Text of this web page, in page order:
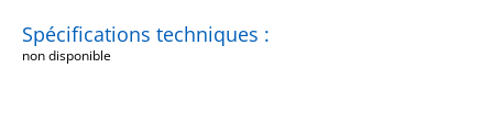
Spécifications techniques :
non disponible